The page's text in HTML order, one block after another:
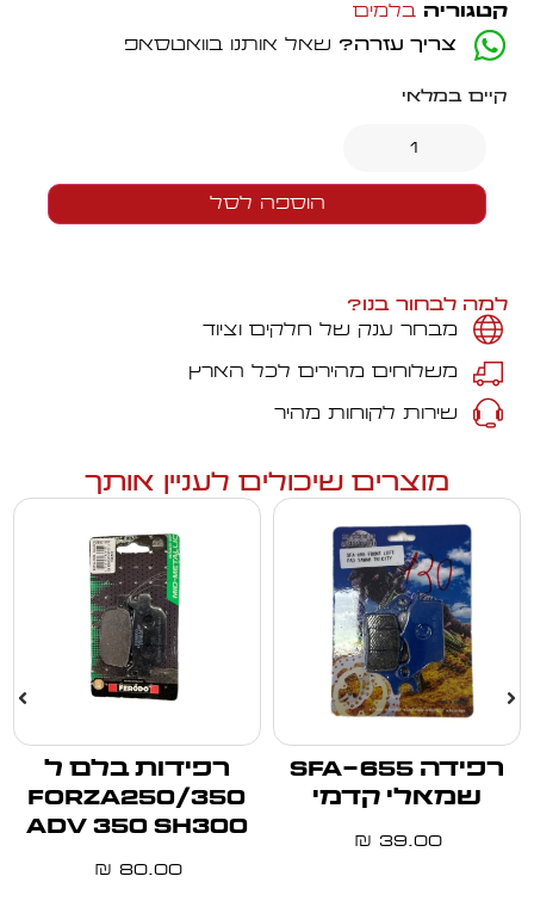
קטגוריה בלמים
צריך עזרה? שאל אותנו בוואטסאפ
קיים במלאי
הוספה לסל
למה לבחור בנו?
מבחר ענק של חלקים וציוד
משלוחים מהירים לכל הארץ
שירות לקוחות מהיר
מוצרים שיכולים לעניין אותך
רפידה SFA-655
שמאלי קדמי
39.00
₪
רפידות בלם ל
forza250/350
adv 350 sh300
80.00
₪